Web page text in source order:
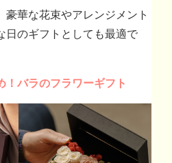
豪華な花束やアレンジメント
日のギフトとしても最適で
バラのフラワーギフト